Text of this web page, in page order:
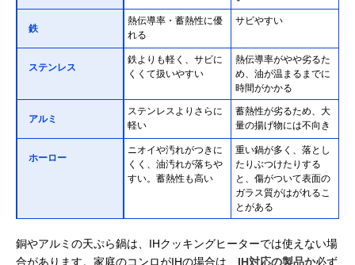
鉄
熱伝導率・蓄熱性に優
れる
サビやすい
ステンレス
鉄よりも軽く、サビに
くくて扱いやすい
熱伝導率がやや劣るた
め、油が温まるまでに
時間がかかる
アルミ
ステンレスよりさらに
軽い
蓄熱性が劣るため、大
量の揚げ物には不向き
ホーロー
ニオイや汚れがつきに
くく、油汚れが落ちや
すい。蓄熱性も高い
重い鍋が多く、落とし
たりぶつけたりする
と、傷がついて表面の
ガラス質がはがれるこ
とがある
銅やアルミの天ぷら鍋は、IHクッキングヒーターでは使えない場
合があります。家庭のコンロがIHの場合は、 IH対応の製品か必ず